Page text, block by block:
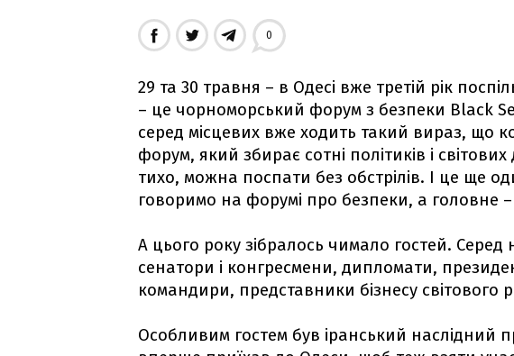
0
29 та 30 травня – в Одесі вже третій рік
– це чорноморський форум з безпеки Black
серед місцевих вже ходить такий вираз, що
форум, який збирає сотні політиків і
тихо, можна поспати без обстрілів. І це ще
говоримо на форумі про безпеки, а головне
А цього року зібралось чимало гостей. Серед
сенатори і конгресмени, дипломати,
командири, представники бізнесу світового
Особливим гостем був іранський наслідний